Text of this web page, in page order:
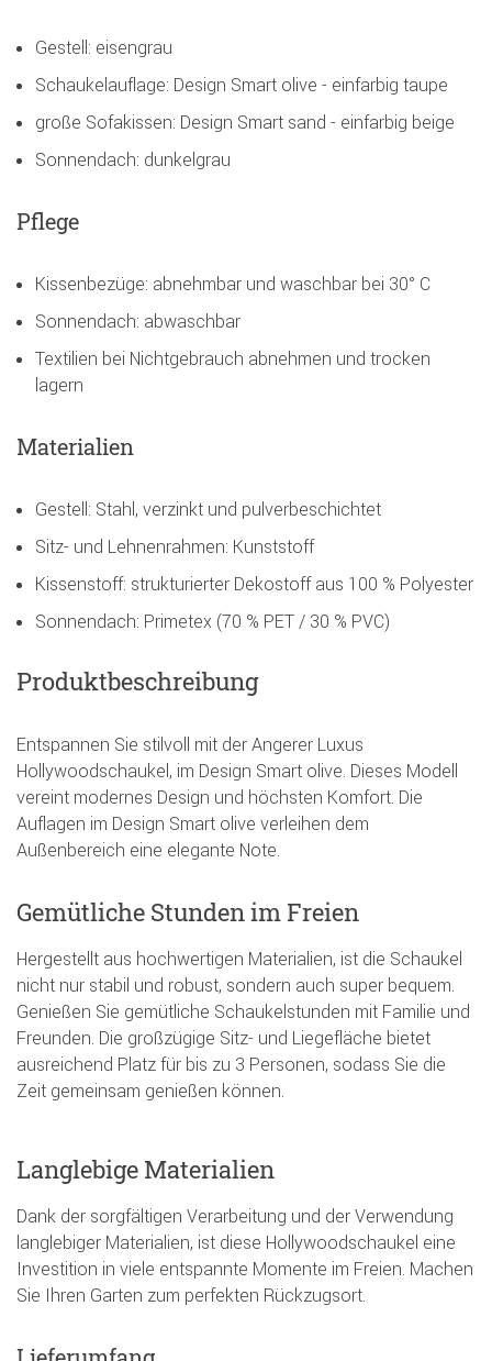
Gestell: eisengrau
Schaukelauflage: Design Smart olive - einfarbig taupe
große Sofakissen: Design Smart sand - einfarbig beige
Sonnendach: dunkelgrau
Pflege
Kissenbezüge: abnehmbar und waschbar bei 30° C
Sonnendach: abwaschbar
Textilien bei Nichtgebrauch abnehmen und trocken
lagern
Materialien
Gestell: Stahl, verzinkt und pulverbeschichtet
Sitz- und Lehnenrahmen: Kunststoff
Kissenstoff: strukturierter Dekostoff aus 100 % Polyester
Sonnendach: Primetex (70 % PET / 30 % PVC)
Produktbeschreibung
Entspannen Sie stilvoll mit der Angerer Luxus
Hollywoodschaukel, im Design Smart olive. Dieses Modell
vereint modernes Design und höchsten Komfort. Die
Auflagen im Design Smart olive verleihen dem
Außenbereich eine elegante Note.
Gemütliche Stunden im Freien
Hergestellt aus hochwertigen Materialien, ist die Schaukel
nicht nur stabil und robust, sondern auch super bequem.
Genießen Sie gemütliche Schaukelstunden mit Familie und
Freunden. Die großzügige Sitz- und Liegefläche bietet
ausreichend Platz für bis zu 3 Personen, sodass Sie die
Zeit gemeinsam genießen können.
Langlebige Materialien
Dank der sorgfältigen Verarbeitung und der Verwendung
langlebiger Materialien, ist diese Hollywoodschaukel eine
Investition in viele entspannte Momente im Freien. Machen
Sie Ihren Garten zum perfekten Rückzugsort.